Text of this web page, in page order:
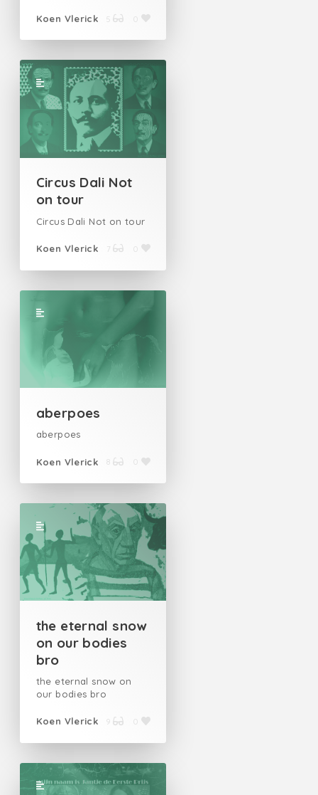
Koen Vlerick 5
Circus Dali Not
on tour
Circus Dali Not on tour
Koen Vlerick 7
aberpoes
aberpoes
Koen Vlerick 8
the eternal snow
on our bodies
bro
the eternal snow on
our bodies bro
Koen Vlerick 9 0